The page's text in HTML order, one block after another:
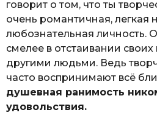
говорит о том, что ты
очень романтичная, легкая
любознательная личность.
смелее в отстаивании
другими людьми. Ведь
часто воспринимают всё
душевная ранимость
удовольствия.